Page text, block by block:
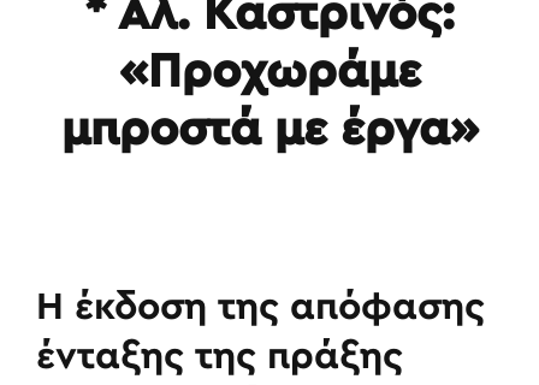
* Αλ. Καστρινός:
«Προχωράμε
μπροστά με έργα»
Η έκδοση της απόφασης
ένταξης της πράξης